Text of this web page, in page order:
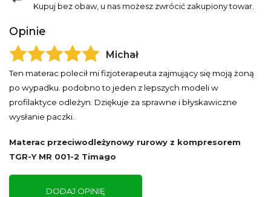
Kupuj bez obaw, u nas możesz zwrócić zakupiony towar.
Opinie
Michał
Ten materac polecił mi fizjoterapeuta zajmujący się moją żoną
po wypadku. podobno to jeden z lepszych modeli w
profilaktyce odleżyn. Dziękuje za sprawne i błyskawiczne
wysłanie paczki.
Materac przeciwodleżynowy rurowy z kompresorem
TGR-Y MR 001-2 Timago
DODAJ OPINIĘ